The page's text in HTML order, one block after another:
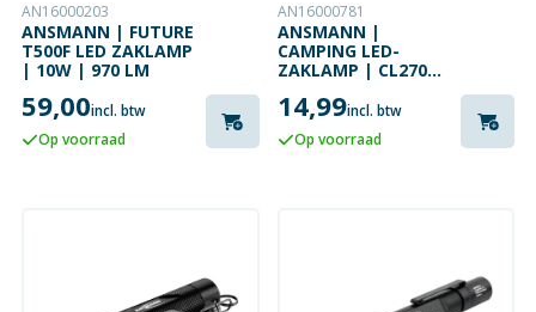
AN16000203
ANSMANN | FUTURE
T500F LED ZAKLAMP
| 10W | 970 LM
59,00incl. btw
Op voorraad
AN16000781
ANSMANN |
CAMPING LED-
ZAKLAMP | CL270B
14,99incl. btw
Op voorraad